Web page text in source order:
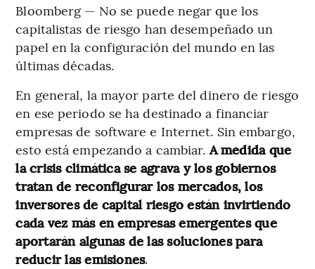
Bloomberg — No se puede negar que los
capitalistas de riesgo han desempeñado un
papel en la configuración del mundo en las
últimas décadas.
En general, la mayor parte del dinero de riesgo
en ese periodo se ha destinado a financiar
empresas de software e Internet. Sin embargo,
esto está empezando a cambiar.A medida que
la crisis climática se agrava y los gobiernos
tratan de reconfigurar los mercados, los
inversores de capital riesgo están invirtiendo
cada vez más en empresas emergentes que
aportarán algunas de las soluciones para
reducir las emisiones.